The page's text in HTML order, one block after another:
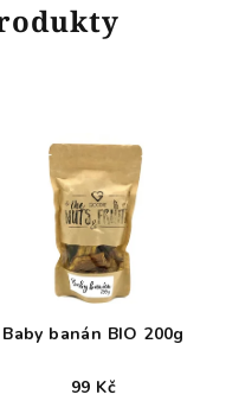
Baby banán BIO 200g
99 Kč